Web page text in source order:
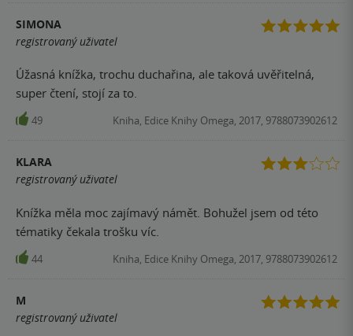
SIMONA
registrovaný uživatel
Úžasná knížka, trochu duchařina, ale taková uvěřitelná,
super čtení, stojí za to.
49 Kniha, Edice Knihy Omega, 2017, 9788073902612
KLARA
registrovaný uživatel
Knížka měla moc zajímavý námět. Bohužel jsem od této
tématiky čekala trošku víc.
44 Kniha, Edice Knihy Omega, 2017, 9788073902612
M
registrovaný uživatel